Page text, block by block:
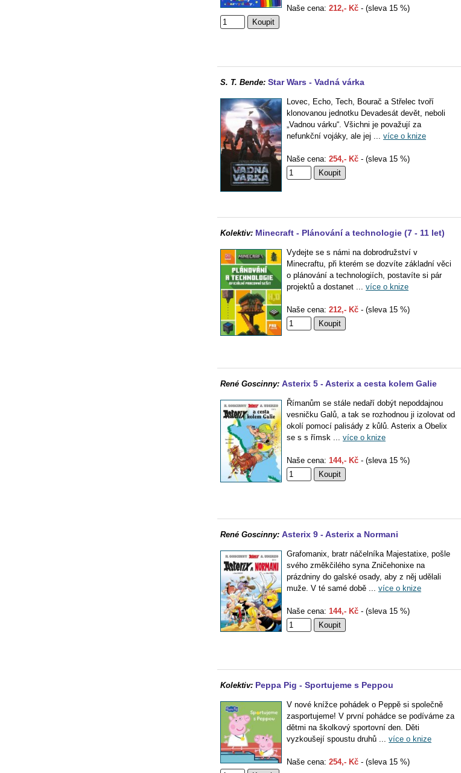
Naše cena: 212,- Kč - (sleva 15 %)
S. T. Bende: Star Wars - Vadná várka
Lovec, Echo, Tech, Bourač a Střelec tvoří
klonovanou jednotku Devadesát devět, neboli
„Vadnou várku“. Všichni je považují za
nefunkční vojáky, ale jej ... více o knize
Naše cena: 254,- Kč - (sleva 15 %)
Kolektiv: Minecraft - Plánování a technologie (7 - 11 let)
Vydejte se s námi na dobrodružství v
Minecraftu, při kterém se dozvíte základní věci
o plánování a technologiích, postavíte si pár
projektů a dostanet ... více o knize
Naše cena: 212,- Kč - (sleva 15 %)
René Goscinny: Asterix 5 - Asterix a cesta kolem Galie
Římanům se stále nedaří dobýt nepoddajnou
vesničku Galů, a tak se rozhodnou ji izolovat od
okolí pomocí palisády z kůlů. Asterix a Obelix
se s s římsk ... více o knize
Naše cena: 144,- Kč - (sleva 15 %)
René Goscinny: Asterix 9 - Asterix a Normani
Grafomanix, bratr náčelníka Majestatixe, pošle
svého změkčilého syna Zničehonixe na
prázdniny do galské osady, aby z něj udělali
muže. V té samé době ... více o knize
Naše cena: 144,- Kč - (sleva 15 %)
Kolektiv: Peppa Pig - Sportujeme s Peppou
V nové knížce pohádek o Peppě si společně
zasportujeme! V první pohádce se podíváme za
dětmi na školkový sportovní den. Děti
vyzkoušejí spoustu druhů ... více o knize
Naše cena: 254,- Kč - (sleva 15 %)